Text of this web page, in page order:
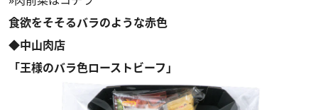
食欲をそそるバラのような赤色
◆中山肉店
「王様のバラ色ローストビーフ」